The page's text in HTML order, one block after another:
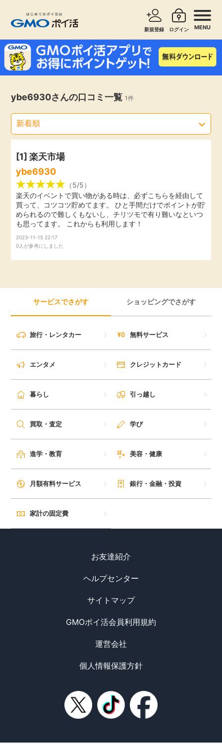
新規登録 ログイン MENU
お知らせ
新着
高還元
無料
即日還元
アンケート
買い物
モニター
ポイ活お得情報
お友達紹介
カード比較
毎日ゲット
特集一覧
GMOポイ活の使い方
サービスで探す ショッピングで探す
旅行・レンタカー
エンタメ
クレジットカード
暮らし
引っ越し
学び
進学・教育
月額有料サービス
銀行・金融・投資
家計の固定費
ybe6930さんの口コミ一覧 1件
[1]楽天市場
ybe6930
（5/5）
楽天のイベントで買い物がある時は、必ずこちらを経由して
買って、コツコツ貯めてます。 ひと手間だけでポイントが貯
められるので難しくもないし、チリツモで有り難いなといつ
も思ってます。 これからも利用します！
2023-11-15 22:17
0人が参考にしました
サービスでさがす ショッピングでさがす
旅行・レンタカー 無料サービス
エンタメ クレジットカード
暮らし 引っ越し
買取・査定 学び
進学・教育 美容・健康
月額有料サービス 銀行・金融・投資
家計の固定費
お友達紹介
ヘルプセンター
サイトマップ
GMOポイ活会員利用規約
運営会社
個人情報保護方針